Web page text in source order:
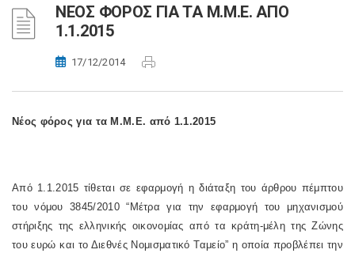
ΝΕΟΣ ΦΟΡΟΣ ΓΙΑ ΤΑ Μ.Μ.Ε. ΑΠΟ
1.1.2015
17/12/2014
Νέος φόρος για τα Μ.Μ.Ε. από 1.1.2015
Από 1.1.2015 τίθεται σε εφαρμογή η διάταξη του άρθρου πέμπτου
του νόμου 3845/2010 “Μέτρα για την εφαρμογή του μηχανισμού
στήριξης της ελληνικής οικονομίας από τα κράτη-μέλη της Ζώνης
του ευρώ και το Διεθνές Νομισματικό Ταμείο” η οποία προβλέπει την